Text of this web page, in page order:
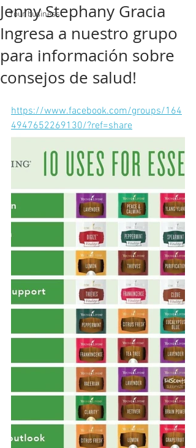
Your business
Jenny Stephany Gracia
Ingresa a nuestro grupo
para información sobre
consejos de salud!
https://www.facebook.com/groups/164
4947652269130/?ref=share